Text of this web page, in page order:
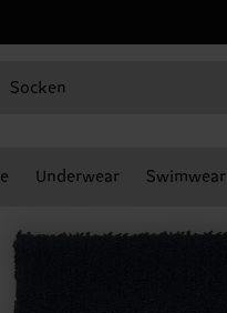
Socken
Underwear Swimwear